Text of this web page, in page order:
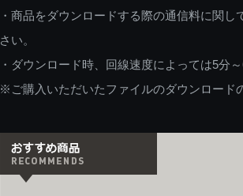
・商品をダウンロードする際の通信料に関
さい。
・ダウンロード時、回線速度によっては5分
※ご購入いただいたファイルのダウンロード